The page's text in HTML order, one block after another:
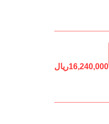
16,240,000ریال